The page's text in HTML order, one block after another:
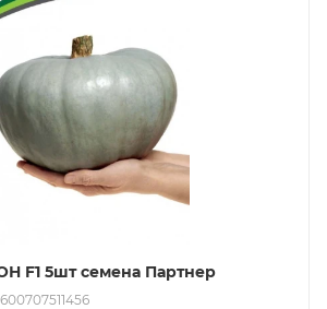
F1 5шт семена Партнер